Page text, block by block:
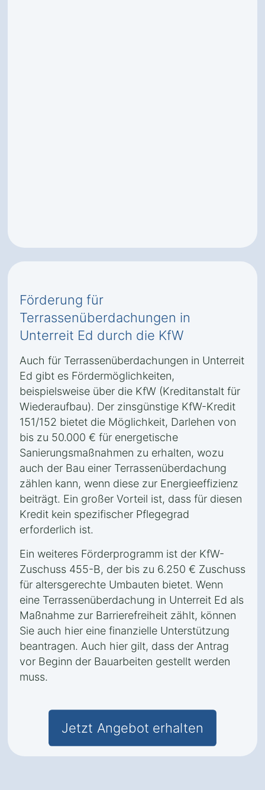
Förderung für
Terrassenüberdachungen in
Unterreit Ed durch die KfW
Auch für Terrassenüberdachungen in Unterreit
Ed gibt es Fördermöglichkeiten,
beispielsweise über die KfW (Kreditanstalt für
Wiederaufbau). Der zinsgünstige KfW-Kredit
151/152 bietet die Möglichkeit, Darlehen von
bis zu 50.000 € für energetische
Sanierungsmaßnahmen zu erhalten, wozu
auch der Bau einer Terrassenüberdachung
zählen kann, wenn diese zur Energieeffizienz
beiträgt. Ein großer Vorteil ist, dass für diesen
Kredit kein spezifischer Pflegegrad
erforderlich ist.
Ein weiteres Förderprogramm ist der KfW-
Zuschuss 455-B, der bis zu 6.250 € Zuschuss
für altersgerechte Umbauten bietet. Wenn
eine Terrassenüberdachung in Unterreit Ed als
Maßnahme zur Barrierefreiheit zählt, können
Sie auch hier eine finanzielle Unterstützung
beantragen. Auch hier gilt, dass der Antrag
vor Beginn der Bauarbeiten gestellt werden
muss.
Jetzt Angebot erhalten